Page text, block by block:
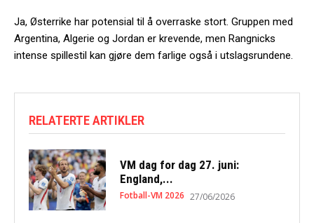
Ja, Østerrike har potensial til å overraske stort. Gruppen med
Argentina, Algerie og Jordan er krevende, men Rangnicks
intense spillestil kan gjøre dem farlige også i utslagsrundene.
RELATERTE ARTIKLER
VM dag for dag 27. juni:
England,...
Fotball-VM 2026 27/06/2026